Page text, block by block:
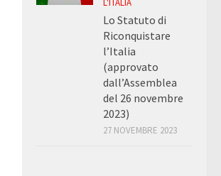
L'ITALIA
Lo Statuto di
Riconquistare
l’Italia
(approvato
dall’Assemblea
del 26 novembre
2023)
27 NOVEMBRE 2023